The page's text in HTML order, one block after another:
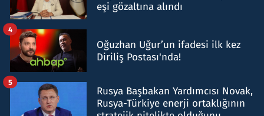
eşi gözaltına alındı
Oğuzhan Uğur’un ifadesi ilk kez
Diriliş Postası'nda!
4
Rusya Başbakan Yardımcısı Novak,
Rusya-Türkiye enerji ortaklığının
5